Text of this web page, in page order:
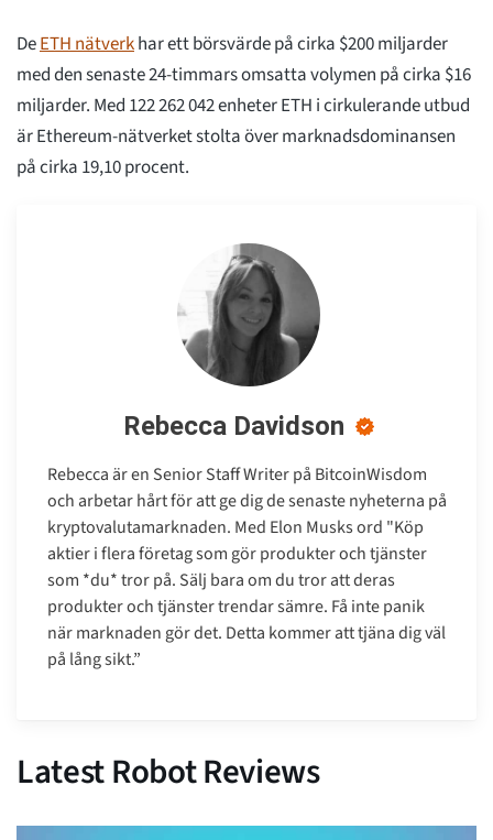
DeETH nätverkhar ett börsvärde på cirka $200 miljarder
med den senaste 24-timmars omsatta volymen på cirka $16
miljarder. Med 122 262 042 enheter ETH i cirkulerande utbud
är Ethereum-nätverket stolta över marknadsdominansen
på cirka 19,10 procent.
Rebecca Davidson
Rebecca är en Senior Staff Writer på BitcoinWisdom
och arbetar hårt för att ge dig de senaste nyheterna på
kryptovalutamarknaden. Med Elon Musks ord "Köp
aktier i flera företag som gör produkter och tjänster
som *du* tror på. Sälj bara om du tror att deras
produkter och tjänster trendar sämre. Få inte panik
när marknaden gör det. Detta kommer att tjäna dig väl
på lång sikt.”
Latest Robot Reviews